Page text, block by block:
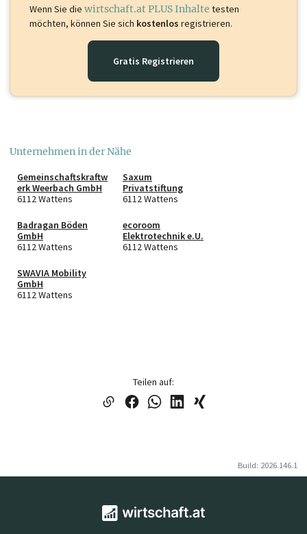
Wenn Sie die wirtschaft.at PLUS Inhalte testen
möchten, können Sie sich kostenlos registrieren.
Gratis Registrieren
Unternehmen in der Nähe
Gemeinschaftskraftw
erk Weerbach GmbH
6112 Wattens
Saxum
Privatstiftung
6112 Wattens
Badragan Böden
GmbH
6112 Wattens
ecoroom
Elektrotechnik e.U.
6112 Wattens
SWAVIA Mobility
GmbH
6112 Wattens
Teilen auf:
Build: 2026.146.1